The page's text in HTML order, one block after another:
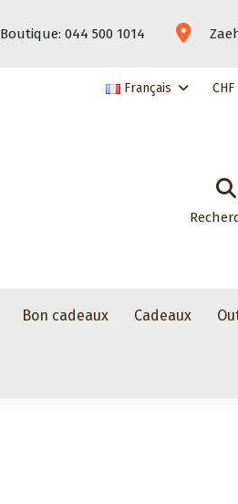
Boutique: 044 500 1014
Français CHF
Bon cadeaux Cadeaux